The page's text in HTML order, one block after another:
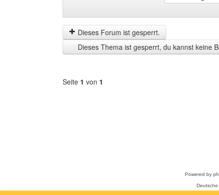
der
letzten
Zeit
anzeigen
by
Dieses Forum ist gesperrt.
Dieses Thema ist gesperrt, du kannst keine
Seite 1 von 1
Powered by